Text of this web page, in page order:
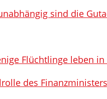
sind die
Flüchtlinge leben
des Finanzministers